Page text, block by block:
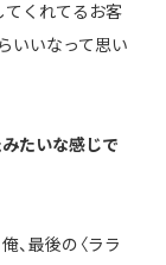
てくれてるお客
いいなって思い
みたいな感じで
、最後の〈ララ